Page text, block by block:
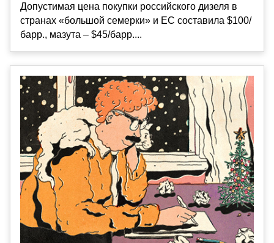
Допустимая цена покупки российского дизеля в
странах «большой семерки» и ЕС составила $100/
барр., мазута – $45/барр....